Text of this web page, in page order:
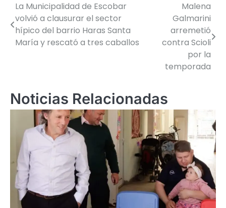
Navegación
de
entradas
La Municipalidad de Escobar
volvió a clausurar el sector
hípico del barrio Haras Santa
María y rescató a tres caballos
Malena
Galmarini
arremetió
contra Scioli
por la
temporada
Noticias Relacionadas